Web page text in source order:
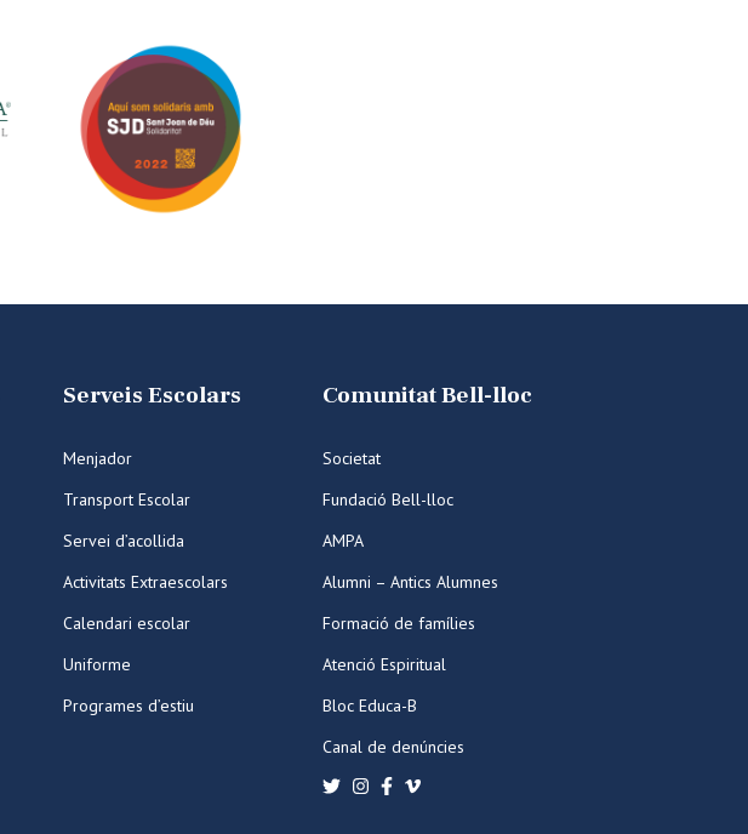
Serveis Escolars
Menjador
Transport Escolar
Servei d’acollida
Activitats Extraescolars
Calendari escolar
Uniforme
Programes d’estiu
Comunitat Bell-lloc
Societat
Fundació Bell-lloc
AMPA
Alumni – Antics Alumnes
Formació de famílies
Atenció Espiritual
Bloc Educa-B
Canal de denúncies